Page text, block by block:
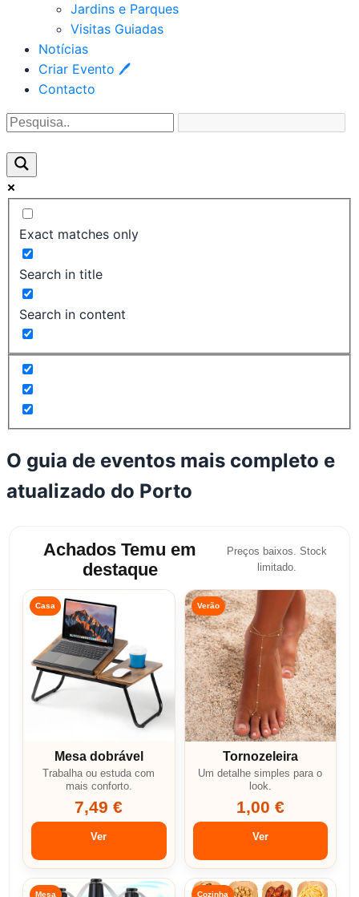
Jardins e Parques
Visitas Guiadas
Notícias
Criar Evento 🖊
Contacto
Exact matches only
Search in title
Search in content
O guia de eventos mais completo e
atualizado do Porto
Achados Temu em
destaque
Preços baixos. Stock
limitado.
Casa
Mesa dobrável
Trabalha ou estuda com
mais conforto.
7,49 €
Ver
Verão
Tornozeleira
Um detalhe simples para o
look.
1,00 €
Ver
Mesa Cozinha